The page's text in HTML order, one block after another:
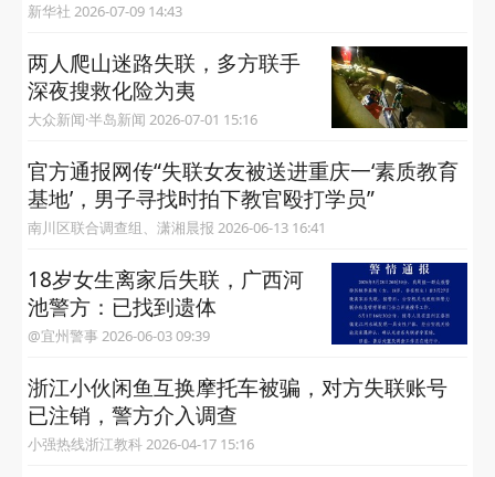
新华社 2026-07-09 14:43
两人爬山迷路失联，多方联手
深夜搜救化险为夷
大众新闻·半岛新闻 2026-07-01 15:16
官方通报网传“失联女友被送进重庆一‘素质教育
基地’，男子寻找时拍下教官殴打学员”
南川区联合调查组、潇湘晨报 2026-06-13 16:41
18岁女生离家后失联，广西河
池警方：已找到遗体
@宜州警事 2026-06-03 09:39
浙江小伙闲鱼互换摩托车被骗，对方失联账号
已注销，警方介入调查
小强热线浙江教科 2026-04-17 15:16